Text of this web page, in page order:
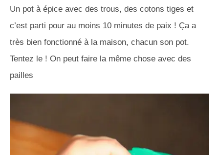
Un pot à épice avec des trous, des cotons tiges et
c’est parti pour au moins 10 minutes de paix ! Ça a
très bien fonctionné à la maison, chacun son pot.
Tentez le ! On peut faire la même chose avec des
pailles